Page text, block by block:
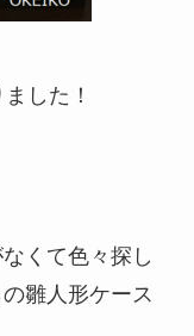
した！
くて色々探し
雛人形ケース